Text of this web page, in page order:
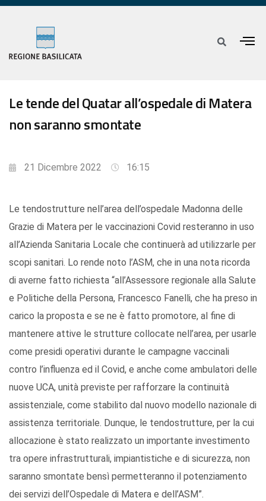
Le tende del Quatar all’ospedale di Matera
non saranno smontate
21 Dicembre 2022 16:15
Le tendostrutture nell’area dell’ospedale Madonna delle
Grazie di Matera per le vaccinazioni Covid resteranno in uso
all’Azienda Sanitaria Locale che continuerà ad utilizzarle per
scopi sanitari. Lo rende noto l’ASM, che in una nota ricorda
di averne fatto richiesta “all’Assessore regionale alla Salute
e Politiche della Persona, Francesco Fanelli, che ha preso in
carico la proposta e se ne è fatto promotore, al fine di
mantenere attive le strutture collocate nell’area, per usarle
come presidi operativi durante le campagne vaccinali
contro l’influenza ed il Covid, e anche come ambulatori delle
nuove UCA, unità previste per rafforzare la continuità
assistenziale, come stabilito dal nuovo modello nazionale di
assistenza territoriale. Dunque, le tendostrutture, per la cui
allocazione è stato realizzato un importante investimento
tra opere infrastrutturali, impiantistiche e di sicurezza, non
saranno smontate bensì permetteranno il potenziamento
dei servizi dell’Ospedale di Matera e dell’ASM”.